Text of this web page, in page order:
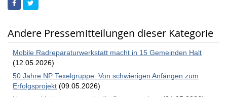
Andere Pressemitteilungen dieser Kategorie
Mobile Radreparaturwerkstatt macht in 15 Gemeinden Halt
(12.05.2026)
50 Jahre NP Texelgruppe: Von schwierigen Anfängen zum
Erfolgsprojekt (09.05.2026)